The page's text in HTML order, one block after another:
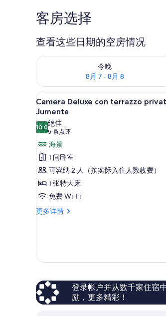
客房选择
查看这些日期的空房情况
今晚
8月 7 - 8月 8
查看今晚的空房情况：8月 7 - 8月 8
显
示
Camera
Deluxe
con
terrazzo
privato
e
vista
mare
Jumenta
照
片
11
Camera Deluxe con terrazzo
Jumenta
10.010.0 分，满分 10 分
绝佳
5 条点评
(5
条
点
评)
海景
1 间卧室
可容纳 2 人（按实际入住人数收费）
1 张特大床
免费 Wi-Fi
更多详情
Camera
e
vista
Jumenta
更
多
登录帐户并从数千家住宿
励，更多精彩！